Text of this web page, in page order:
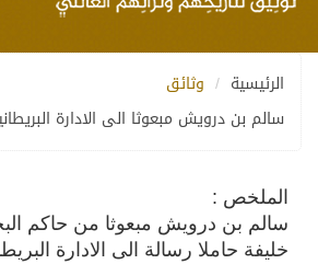
الرئيسية
وثائق
سالم بن درويش مبعوثا الى الادارة
الملخص :
سالم بن درويش مبعوثا من حاكم
خليفة حاملا رسالة الى الادارة